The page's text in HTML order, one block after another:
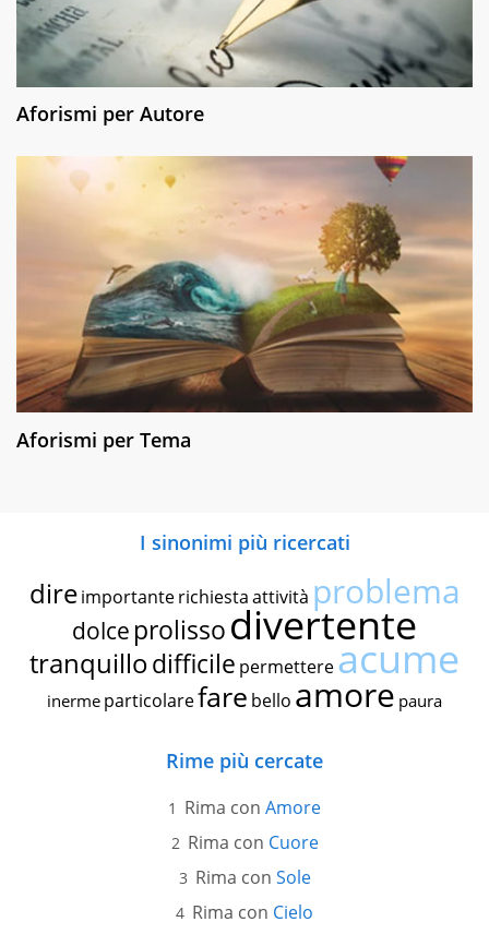
Aforismi per Autore
Aforismi per Tema
I sinonimi più ricercati
dire importante richiestaattività problema
dolce prolissodivertente
tranquillodifficile permettereacume
inerme particolarefare bello amore paura
Rime più cercate
Rima con Amore
Rima con Cuore
Rima con Sole
Rima con Cielo